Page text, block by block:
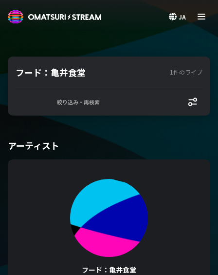
JA
フード：亀井食堂 1件のライブ
絞り込み・再検索
アーティスト
フード：亀井食堂